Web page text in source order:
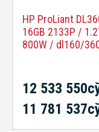
HP ProLiant
16GB 2133P /
800W / dl160/
12 533
11 781